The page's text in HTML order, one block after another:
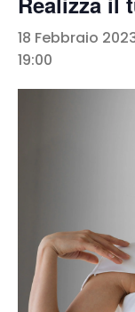
18 Febbraio
19:00